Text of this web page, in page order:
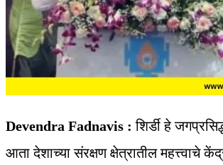
Devendra Fadnavis : शिर्डी हे
आता देशाच्या संरक्षण क्षेत्रातील महत्त्वाचे